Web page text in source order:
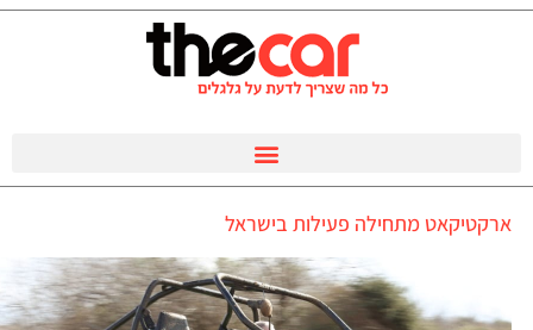
ארקטיקאט מתחילה פעילות בישראל